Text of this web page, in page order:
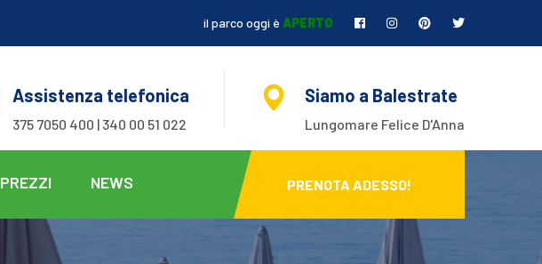
il parco oggi è APERTO
Assistenza telefonica
375 7050 400 | 340 00 51 022
Siamo a Balestrate
Lungomare Felice D'Anna
PREZZI NEWS PRENOTA ADESSO!